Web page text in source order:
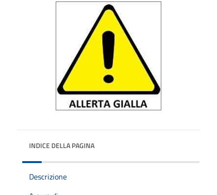
INDICE DELLA PAGINA
Descrizione